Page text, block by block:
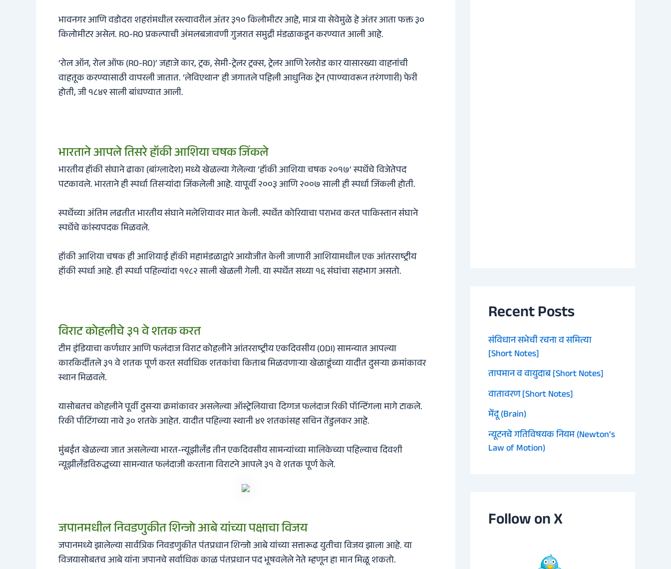
भावनगर आणि वडोदरा शहरांमधील रस्त्यावरील अंतर ३१० किलोमीटर आहे, मात्र या सेवेमुळे हे अंतर आता फक्त ३०
किलोमीटर असेल. RO-RO प्रकल्पाची अंमलबजावणी गुजरात समुद्री मंडळाकडून करण्यात आली आहे.
‘रोल ऑन, रोल ऑफ (RO-RO)’ जहाजे कार, ट्रक, सेमी-ट्रेलर ट्रक्स, ट्रेलर आणि रेलरोड कार यासारख्या वाहनांची
वाहतूक करण्यासाठी वापरली जातात. ‘लेविएथान’ ही जगातले पहिली आधुनिक ट्रेन (पाण्यावरून तरंगणारी) फेरी
होती, जी १८४९ साली बांधण्यात आली.
भारताने आपले तिसरे हॉकी आशिया चषक जिंकले
भारतीय हॉकी संघाने ढाका (बांग्लादेश) मध्ये खेळल्या गेलेल्या ‘हॉकी आशिया चषक २०१७’ स्पर्धेचे विजेतेपद
पटकावले. भारताने ही स्पर्धा तिसर्‍यांदा जिंकलेली आहे. यापूर्वी २००३ आणि २००७ साली ही स्पर्धा जिंकली होती.
स्पर्धेच्या अंतिम लढतीत भारतीय संघाने मलेशियावर मात केली. स्पर्धेत कोरियाचा पराभव करत पाकिस्तान संघाने
स्पर्धेचे कांस्यपदक मिळवले.
हॉकी आशिया चषक ही आशियाई हॉकी महामंडळाद्वारे आयोजीत केली जाणारी आशियामधील एक आंतरराष्ट्रीय
हॉकी स्पर्धा आहे. ही स्पर्धा पहिल्यांदा १९८२ साली खेळली गेली. या स्पर्धेत सध्या १६ संघांचा सहभाग असतो.
विराट कोहलीचे ३१ वे शतक करत
टीम इंडियाचा कर्णधार आणि फलंदाज विराट कोहलीने आंतरराष्ट्रीय एकदिवसीय (ODI) सामन्यात आपल्या
कारकिर्दीतले ३१ वे शतक पूर्ण करत सर्वाधिक शतकांचा किताब मिळवणार्‍या खेळाडूंच्या यादीत दुसऱ्या क्रमांकावर
स्थान मिळवले.
यासोबतच कोहलीने पूर्वी दुसर्‍या क्रमांकावर असलेल्या ऑस्ट्रेलियाचा दिग्गज फलंदाज रिकी पॉन्टिंगला मागे टाकले.
रिकी पाँटिंगच्या नावे ३० शतके आहेत. यादीत पहिल्या स्थानी ४९ शतकांसह सचिन तेंडुलकर आहे.
मुंबईत खेळल्या जात असलेल्या भारत-न्यूझीलँड तीन एकदिवसीय सामन्यांच्या मालिकेच्या पहिल्याच दिवशी
न्यूझीलँडविरुद्धच्या सामन्यात फलंदाजी करताना विराटने आपले ३१ वे शतक पूर्ण केले.
जपानमधील निवडणुकीत शिन्जो आबे यांच्या पक्षाचा विजय
जपानमध्ये झालेल्या सार्वत्रिक निवडणुकीत पंतप्रधान शिन्जो आबे यांच्या सत्तारूढ युतीचा विजय झाला आहे. या
विजयासोबतच आबे यांना जपानचे सर्वाधिक काळ पंतप्रधान पद भूषवलेले नेते म्हणून हा मान मिळू शकतो.
Recent Posts
संविधान सभेची रचना व समित्या
[Short Notes]
तापमान व वायुदाब [Short Notes]
वातावरण [Short Notes]
मेंदू (Brain)
न्यूटनचे गतिविषयक नियम (Newton’s
Law of Motion)
Follow on X